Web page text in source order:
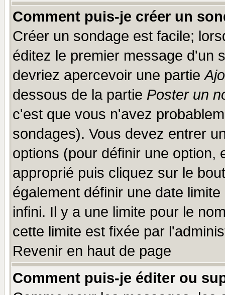
Comment puis-je créer un
Créer un sondage est facile;
éditez le premier message d'un
devriez apercevoir une partie
dessous de la partie Poster un
c'est que vous n'avez
sondages). Vous devez entrer
options (pour définir une option,
approprié puis cliquez sur le
également définir une date
infini. Il y a une limite pour le
cette limite est fixée par
Revenir en haut de page
Comment puis-je éditer ou